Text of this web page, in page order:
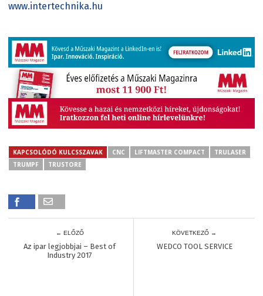
www.intertechnika.hu
KAPCSOLÓDÓ KULCSSZAVAK CNC LIFTMASTER COMPACT
TRULASER
TRUMPF
TRUSTORE
← ELŐZŐ
Az ipar legjobbjai – Best of
Industry 2017
KÖVETKEZŐ →
WEDCO TOOL SERVICE